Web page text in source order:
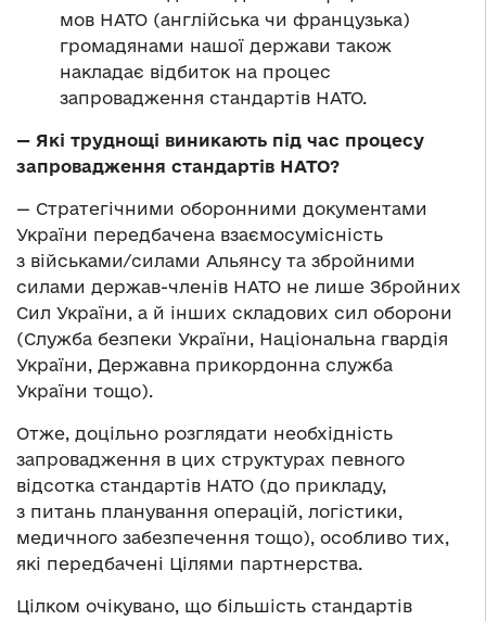
мов НАТО (англійська чи французька)
громадянами нашої держави також
накладає відбиток на процес
запровадження стандартів НАТО.
— Які труднощі виникають під час процесу
запровадження стандартів НАТО?
— Стратегічними оборонними документами
України передбачена взаємосумісність
з військами/силами Альянсу та збройними
силами держав-членів НАТО не лише Збройних
Сил України, а й інших складових сил оборони
(Служба безпеки України, Національна гвардія
України, Державна прикордонна служба
України тощо).
Отже, доцільно розглядати необхідність
запровадження в цих структурах певного
відсотка стандартів НАТО (до прикладу,
з питань планування операцій, логістики,
медичного забезпечення тощо), особливо тих,
які передбачені Цілями партнерства.
Цілком очікувано, що більшість стандартів